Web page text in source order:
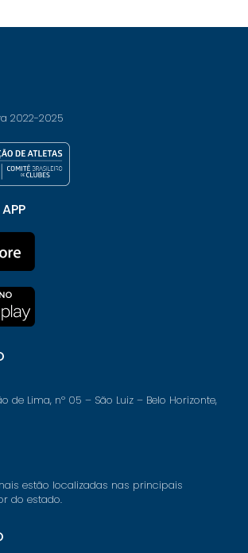
2022-2025
de Lima, nº 05 – São Luiz – Belo Horizonte,
estão localizadas nas principais
do estado.